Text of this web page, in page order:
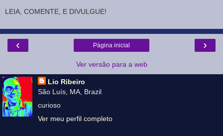
LEIA, COMENTE, E DIVULGUE!
‹ ›
Página inicial
Ver versão para a web
Lio Ribeiro
São Luís, MA, Brazil
curioso
Ver meu perfil completo